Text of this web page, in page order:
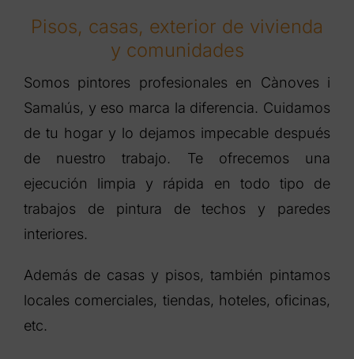
Pisos, casas, exterior de vivienda
y comunidades
Somos pintores profesionales en Cànoves i
Samalús, y eso marca la diferencia. Cuidamos
de tu hogar y lo dejamos impecable después
de nuestro trabajo. Te ofrecemos una
ejecución limpia y rápida en todo tipo de
trabajos de pintura de techos y paredes
interiores.
Además de casas y pisos, también pintamos
locales comerciales, tiendas, hoteles, oficinas,
etc.